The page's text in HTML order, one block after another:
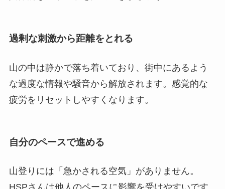
過剰な刺激から距離をとれる
山の中は静かで落ち着いており、街中にあるよう
な過度な情報や騒音から解放されます。感覚的な
疲労をリセットしやすくなります。
自分のペースで進める
山登りには「急かされる空気」がありません。